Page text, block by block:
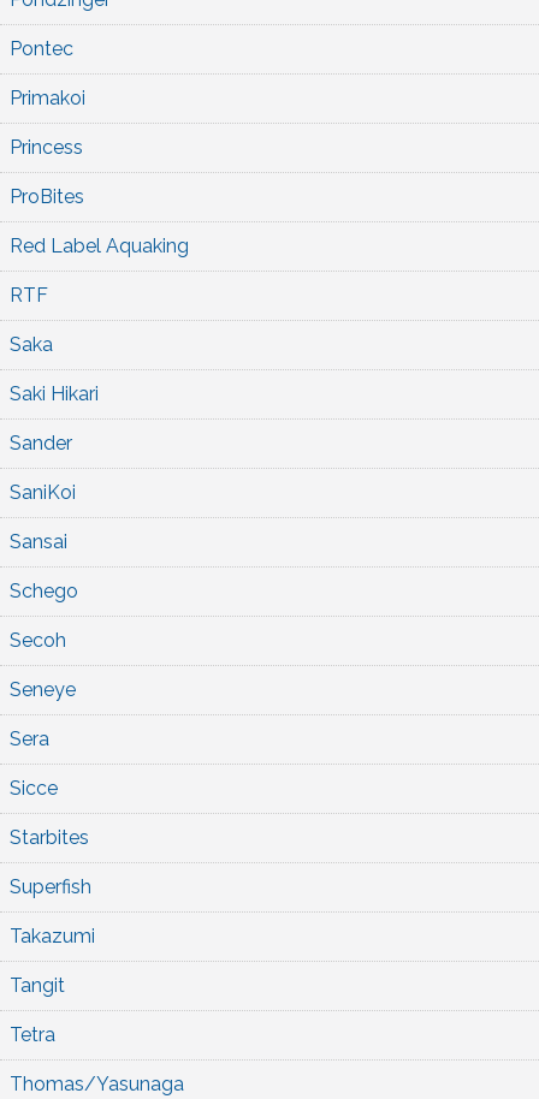
Pontec
Primakoi
Princess
ProBites
Red Label Aquaking
RTF
Saka
Saki Hikari
Sander
SaniKoi
Sansai
Schego
Secoh
Seneye
Sera
Sicce
Starbites
Superfish
Takazumi
Tangit
Tetra
Thomas/Yasunaga